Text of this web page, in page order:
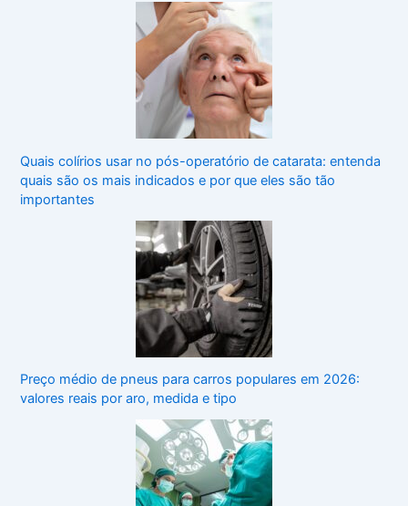
Quais colírios usar no pós-operatório de catarata: entenda
quais são os mais indicados e por que eles são tão
importantes
Preço médio de pneus para carros populares em 2026:
valores reais por aro, medida e tipo